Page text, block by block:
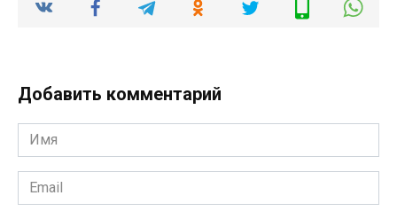
Добавить комментарий
Имя
*
Email
*